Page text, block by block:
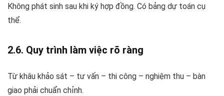
Không phát sinh sau khi ký hợp đồng. Có bảng dự toán cụ
thể.
2.6. Quy trình làm việc rõ ràng
Từ khâu khảo sát – tư vấn – thi công – nghiệm thu – bàn
giao phải chuẩn chỉnh.